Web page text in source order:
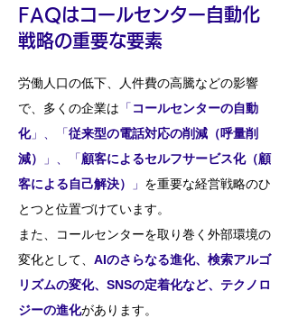
FAQはコールセンター自動化
戦略の重要な要素
労働人口の低下、人件費の高騰などの影響
で、多くの企業は 「 コールセンターの自動
化」、「従来型の電話対応の削減（呼量削
減）
」、「顧客によるセルフサービス化（顧
客による自己解決）
」 を重要な経営戦略のひ
とつと位置づけています。
また、コールセンターを取り巻く外部環境の
変化として、 AIのさらなる進化、検索アルゴ
リズムの変化、SNSの定着化など、テクノロ
ジーの進化があります。